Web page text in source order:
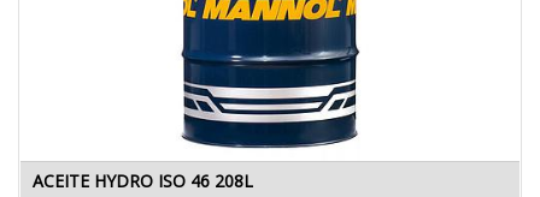
ACEITE HYDRO ISO 46 208L